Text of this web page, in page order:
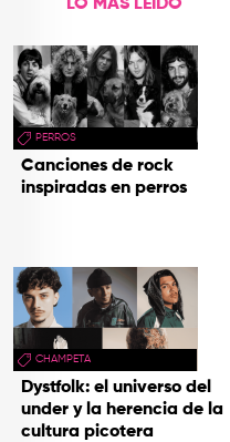
LO MÁS LEÍDO
PERROS
Canciones de rock
inspiradas en perros
CHAMPETA
Dystfolk: el universo del
under y la herencia de la
cultura picotera